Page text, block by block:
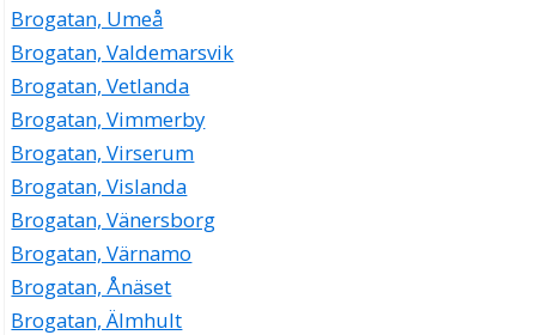
Brogatan, Umeå
Brogatan, Valdemarsvik
Brogatan, Vetlanda
Brogatan, Vimmerby
Brogatan, Virserum
Brogatan, Vislanda
Brogatan, Vänersborg
Brogatan, Värnamo
Brogatan, Ånäset
Brogatan, Älmhult